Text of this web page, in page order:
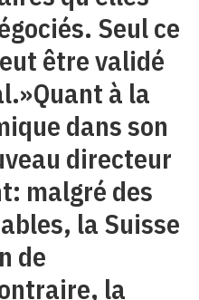
Seul ce
être validé
à la
dans son
directeur
malgré des
la Suisse
de
la